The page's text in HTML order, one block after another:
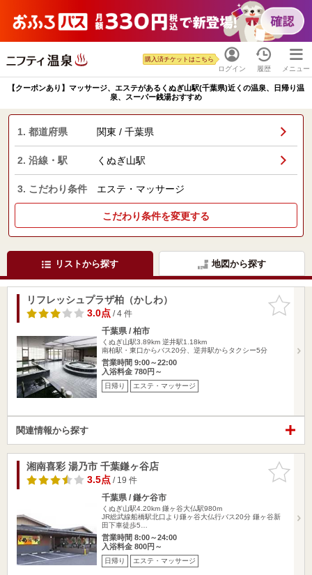
ログイン
購入済チケットはこちら
履歴 メニュー
【クーポンあり】マッサージ、エステがあるくぬぎ山駅(千葉県)近くの温泉、日帰り温
泉、スーパー銭湯おすすめ
1. 都道府県 関東 / 千葉県
2. 沿線・駅 くぬぎ山駅
3. こだわり条件 エステ・マッサージ
こだわり条件を変更する
リストから探す 地図から探す
お気に入
りに追加
リフレッシュプラザ柏（かしわ）
3.0点/ 4 件
千葉県 / 柏市
くぬぎ山駅3.89km 逆井駅1.18km
南柏駅・東口からバス20分、逆井駅からタクシー5分
営業時間 9:00～22:00
入浴料金 780円～
日帰り エステ・マッサージ
関連情報から探す
お気に入
りに追加
湘南喜彩 湯乃市 千葉鎌ヶ谷店
3.5点/ 19 件
千葉県 / 鎌ケ谷市
くぬぎ山駅4.20km 鎌ヶ谷大仏駅980m
JR総武線船橋駅北口より鎌ヶ谷大仏行バス20分 鎌ヶ谷新
田下車徒歩5…
営業時間 8:00～24:00
入浴料金 800円～
日帰り エステ・マッサージ